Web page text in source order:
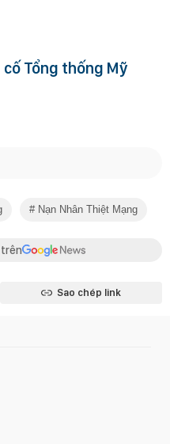
Tổng thống Mỹ
Nạn Nhân Thiệt Mạng
trên
Sao chép link